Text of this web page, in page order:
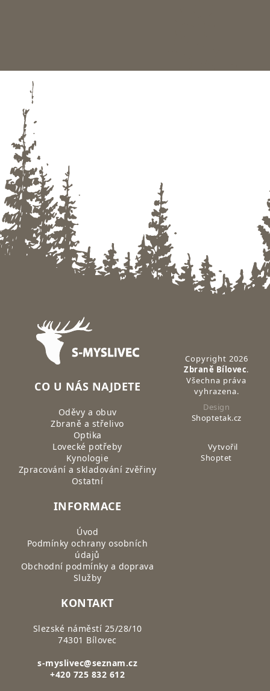
Zápatí
CO U NÁS NAJDETE
Oděvy a obuv
Zbraně a střelivo
Optika
Lovecké potřeby
Kynologie
Zpracování a skladování zvěřiny
Ostatní
INFORMACE
Úvod
Podmínky ochrany osobních
údajů
Obchodní podmínky a doprava
Služby
KONTAKT
Slezské náměstí 25/28/10
74301 Bílovec
s-myslivec@seznam.cz
+420 725 832 612
Copyright 2026
Zbraně Bílovec.
Všechna práva
vyhrazena.
Design
Shoptetak.cz
Vytvořil
Shoptet